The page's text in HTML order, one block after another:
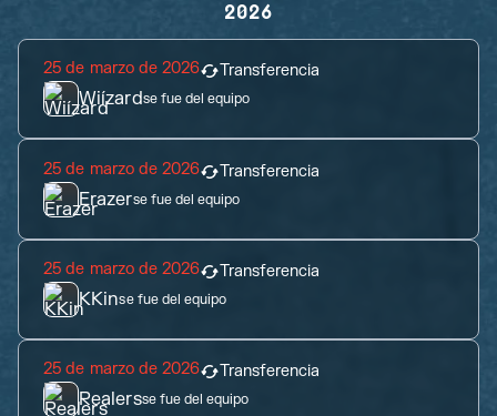
2026
25 de marzo de 2026 Transferencia
Wiízardse fue del equipo
25 de marzo de 2026 Transferencia
Erazerse fue del equipo
25 de marzo de 2026 Transferencia
KKinse fue del equipo
25 de marzo de 2026 Transferencia
Realersse fue del equipo